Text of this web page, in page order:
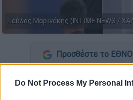
Do Not Process My Personal
Παύλος Μαρινάκης (INTIME NEWS /
Προσθέστε το
Ως εδώ» είναι το μήνυμα